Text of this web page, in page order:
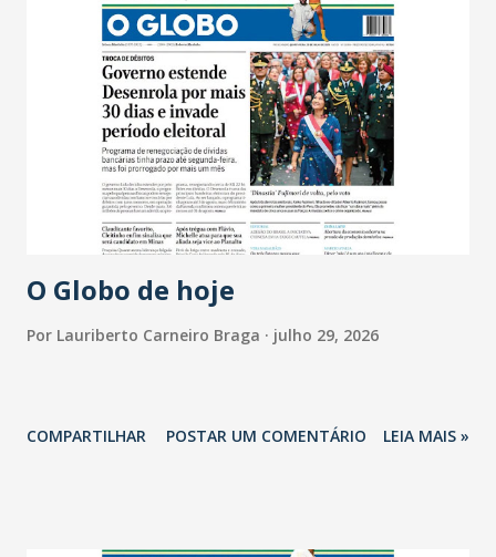
O Globo de hoje
Por Lauriberto Carneiro Braga julho 29, 2026
COMPARTILHAR POSTAR UM COMENTÁRIO LEIA MAIS »